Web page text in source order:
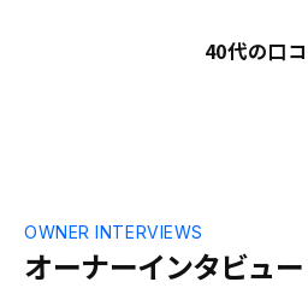
40代の口
オーナーインタビュー
OWNER INTERVIEWS